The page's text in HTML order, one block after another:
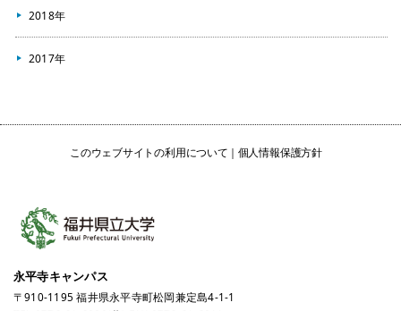
2018年
2017年
このウェブサイトの利用について 個人情報保護方針
永平寺キャンパス
〒910-1195 福井県永平寺町松岡兼定島4-1-1